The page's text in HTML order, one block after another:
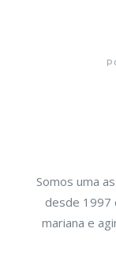
Somos uma
desde 1997
mariana e